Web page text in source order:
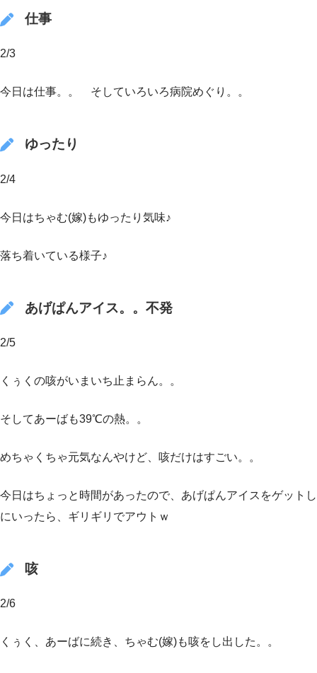
仕事
2/3
今日は仕事。。 そしていろいろ病院めぐり。。
ゆったり
2/4
今日はちゃむ(嫁)もゆったり気味♪
落ち着いている様子♪
あげぱんアイス。。不発
2/5
くぅくの咳がいまいち止まらん。。
そしてあーばも39℃の熱。。
めちゃくちゃ元気なんやけど、咳だけはすごい。。
今日はちょっと時間があったので、あげぱんアイスをゲットし
にいったら、ギリギリでアウトｗ
咳
2/6
くぅく、あーばに続き、ちゃむ(嫁)も咳をし出した。。